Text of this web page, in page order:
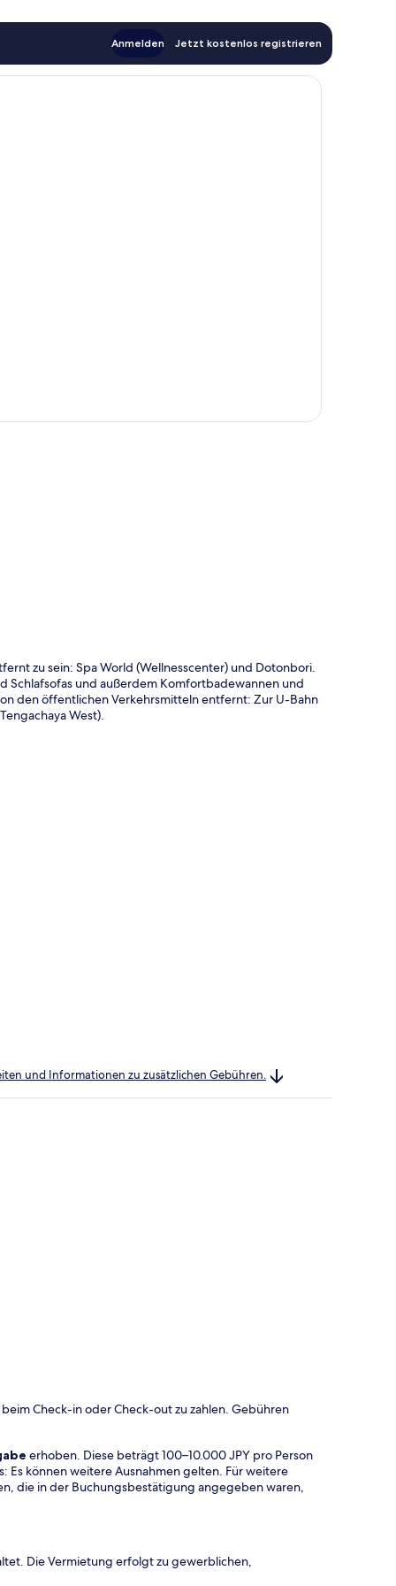
Anmelden Jetzt kostenlos registrieren
zu sein: Spa World (Wellnesscenter) und Dotonbori.
Schlafsofas und außerdem Komfortbadewannen und
den öffentlichen Verkehrsmitteln entfernt: Zur U-Bahn
West).
und Informationen zu zusätzlichen Gebühren.
Check-in oder Check-out zu zahlen. Gebühren
erhoben. Diese beträgt 100–10.000 JPY pro Person
Es können weitere Ausnahmen gelten. Für weitere
die in der Buchungsbestätigung angegeben waren,
Die Vermietung erfolgt zu gewerblichen,